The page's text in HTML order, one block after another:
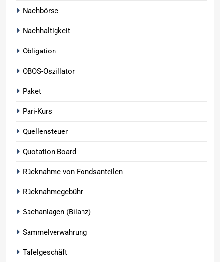
Nachbörse
Nachhaltigkeit
Obligation
OBOS-Oszillator
Paket
Pari-Kurs
Quellensteuer
Quotation Board
Rücknahme von Fondsanteilen
Rücknahmegebühr
Sachanlagen (Bilanz)
Sammelverwahrung
Tafelgeschäft